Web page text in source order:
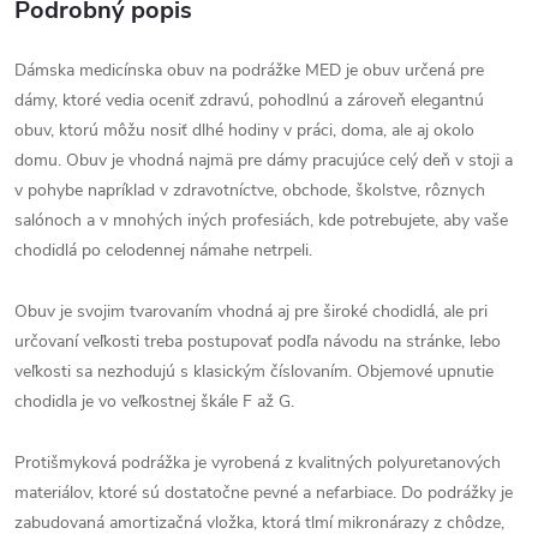
Podrobný popis
Dámska medicínska obuv na podrážke MED je obuv určená pre
dámy, ktoré vedia oceniť zdravú, pohodlnú a zároveň elegantnú
obuv, ktorú môžu nosiť dlhé hodiny v práci, doma, ale aj okolo
domu. Obuv je vhodná najmä pre dámy pracujúce celý deň v stoji a
v pohybe napríklad v zdravotníctve, obchode, školstve, rôznych
salónoch a v mnohých iných profesiách, kde potrebujete, aby vaše
chodidlá po celodennej námahe netrpeli.
Obuv je svojim tvarovaním vhodná aj pre široké chodidlá, ale pri
určovaní veľkosti treba postupovať podľa návodu na stránke, lebo
veľkosti sa nezhodujú s klasickým číslovaním. Objemové upnutie
chodidla je vo veľkostnej škále F až G.
Protišmyková podrážka je vyrobená z kvalitných polyuretanových
materiálov, ktoré sú dostatočne pevné a nefarbiace. Do podrážky je
zabudovaná amortizačná vložka, ktorá tlmí mikronárazy z chôdze,